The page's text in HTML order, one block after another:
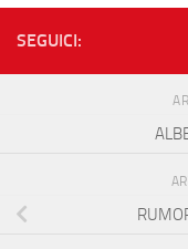
SEGUICI: